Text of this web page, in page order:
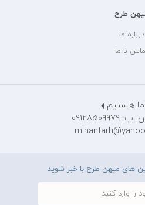
طرح
درباره ما
با ما
هستیم
های میهن طرح با خبر شوید